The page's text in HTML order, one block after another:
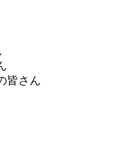
皆さん